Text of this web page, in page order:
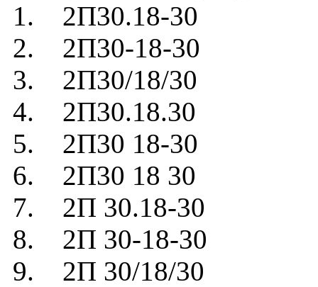
1. 2П30.18-30
2. 2П30-18-30
3. 2П30/18/30
4. 2П30.18.30
5. 2П30 18-30
6. 2П30 18 30
7. 2П 30.18-30
8. 2П 30-18-30
9. 2П 30/18/30